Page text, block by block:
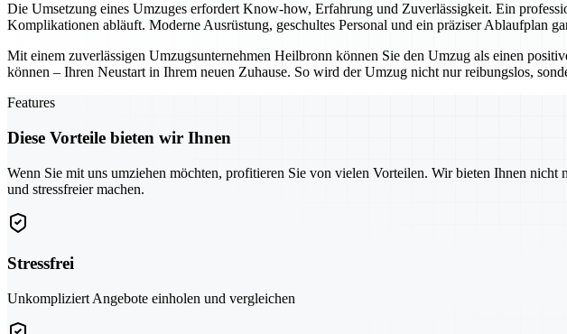
Die Umsetzung eines Umzuges erfordert Know-how, Erfahrung und Zuverlässigkeit. Ein
Komplikationen abläuft. Moderne Ausrüstung, geschultes Personal und ein präziser Ablaufplan
Mit einem zuverlässigen Umzugsunternehmen Heilbronn können Sie den Umzug als einen
können – Ihren Neustart in Ihrem neuen Zuhause. So wird der Umzug nicht nur reibungslos,
Features
Diese Vorteile bieten wir Ihnen
Wenn Sie mit uns umziehen möchten, profitieren Sie von vielen Vorteilen. Wir bieten Ihnen
und stressfreier machen.
Stressfrei
Unkompliziert Angebote einholen und vergleichen